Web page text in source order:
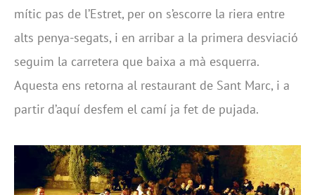
mític pas de l’Estret, per on s’escorre la riera entre
alts penya-segats, i en arribar a la primera desviació
seguim la carretera que baixa a mà esquerra.
Aquesta ens retorna al restaurant de Sant Marc, i a
partir d’aquí desfem el camí ja fet de pujada.